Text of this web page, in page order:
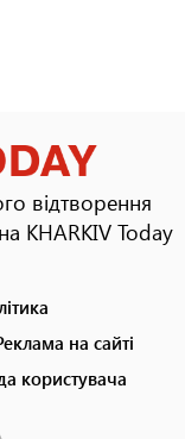
відтворення
KHARKIV Today
на сайті
користувача